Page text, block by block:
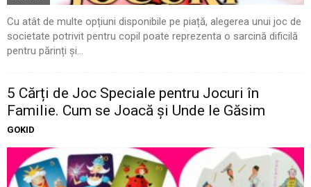
Cu atât de multe opțiuni disponibile pe piață, alegerea unui joc de
societate potrivit pentru copil poate reprezenta o sarcină dificilă
pentru părinți și...
5 Cărți de Joc Speciale pentru Jocuri în
Familie. Cum se Joacă și Unde le Găsim
GOKID